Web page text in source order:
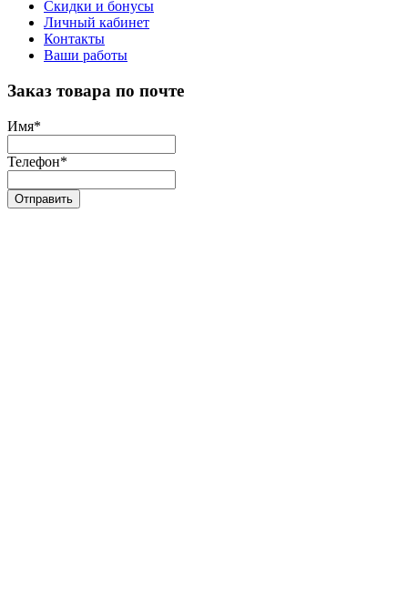
Скидки и бонусы
Личный кабинет
Контакты
Ваши работы
Заказ товара по почте
Имя*
Телефон*
Отправить